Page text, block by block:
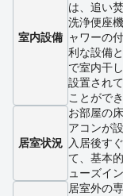
室内設備
は、追い
洗浄便座
ャワーの
利な設備
で室内干
設置され
ことができ
居室状況
お部屋の
アコンが
入居後す
て、基本
ューズイ
居室外の